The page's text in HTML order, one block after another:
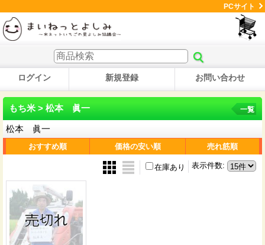
PCサイト
ログイン 新規登録 お問い合わせ
もち米 > 松本 眞一
松本 眞一
一覧
おすすめ順 価格の安い順 売れ筋順
表示件数:
在庫あり